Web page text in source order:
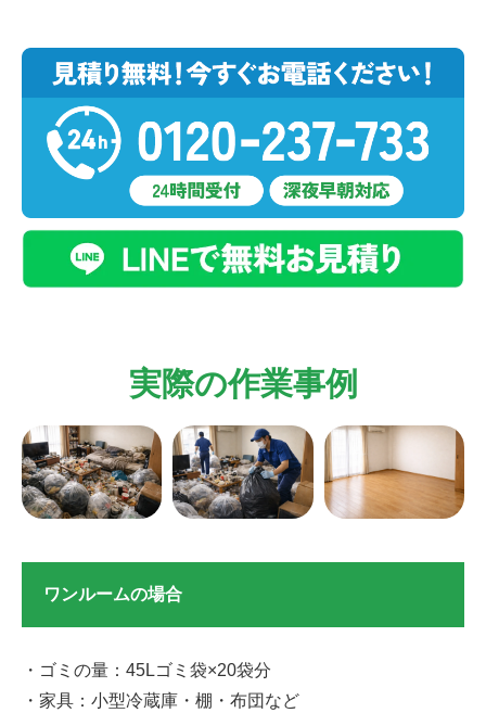
実際の作業事例
ワンルームの場合
・ゴミの量：45Lゴミ袋×20袋分
・家具：小型冷蔵庫・棚・布団など